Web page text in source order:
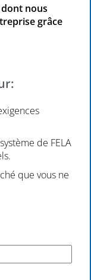
nous
grâce
de FELA
que vous ne